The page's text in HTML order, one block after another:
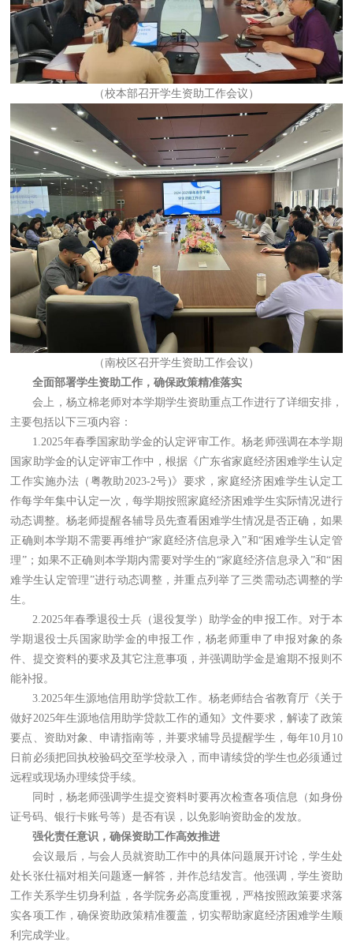
（校本部召开学生资助工作会议）
（南校区召开学生资助工作会议）
全面部署学生资助工作，确保政策精准落实
会上，杨立棉老师对本学期学生资助重点工作进行了详细安排，
主要包括以下三项内容：
1.2025年春季国家助学金的认定评审工作。杨老师强调在本学期
国家助学金的认定评审工作中，根据《广东省家庭经济困难学生认定
工作实施办法（粤教助2023-2号)》要求，家庭经济困难学生认定工
作每学年集中认定一次，每学期按照家庭经济困难学生实际情况进行
动态调整。杨老师提醒各辅导员先查看困难学生情况是否正确，如果
正确则本学期不需要再维护“家庭经济信息录入”和“困难学生认定管
理”；如果不正确则本学期内需要对学生的“家庭经济信息录入”和“困
难学生认定管理”进行动态调整，并重点列举了三类需动态调整的学
生。
2.2025年春季退役士兵（退役复学）助学金的申报工作。对于本
学期退役士兵国家助学金的申报工作，杨老师重申了申报对象的条
件、提交资料的要求及其它注意事项，并强调助学金是逾期不报则不
能补报。
3.2025年生源地信用助学贷款工作。杨老师结合省教育厅《关于
做好2025年生源地信用助学贷款工作的通知》文件要求，解读了政策
要点、资助对象、申请指南等，并要求辅导员提醒学生，每年10月10
日前必须把回执校验码交至学校录入，而申请续贷的学生也必须通过
远程或现场办理续贷手续。
同时，杨老师强调学生提交资料时要再次检查各项信息（如身份
证号码、银行卡账号等）是否有误，以免影响资助金的发放。
强化责任意识，确保资助工作高效推进
会议最后，与会人员就资助工作中的具体问题展开讨论，学生处
处长张仕福对相关问题逐一解答，并作总结发言。他强调，学生资助
工作关系学生切身利益，各学院务必高度重视，严格按照政策要求落
实各项工作，确保资助政策精准覆盖，切实帮助家庭经济困难学生顺
利完成学业。